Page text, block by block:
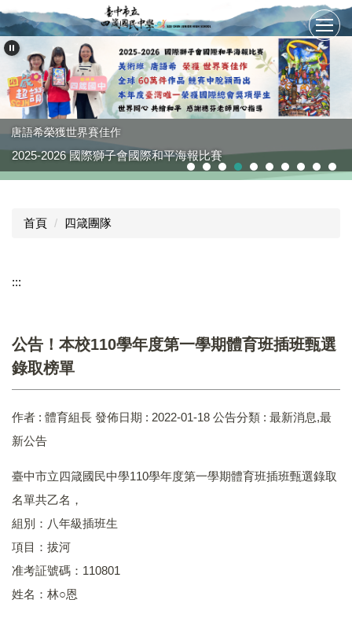
跳
到
主
內
容
唐語希榮獲世界賽佳作
2025-2026 國際獅子會國際和平海報比賽
首頁 四箴團隊
:::
公告！本校110學年度第一學期體育班插班甄選
錄取榜單
作者 : 體育組長 發佈日期 : 2022-01-18 公告分類 : 最新消息,最
新公告
臺中市立四箴國民中學110學年度第一學期體育班插班甄選錄取
名單共乙名，
組別：八年級插班生
項目：拔河
准考証號碼：110801
姓名：林○恩